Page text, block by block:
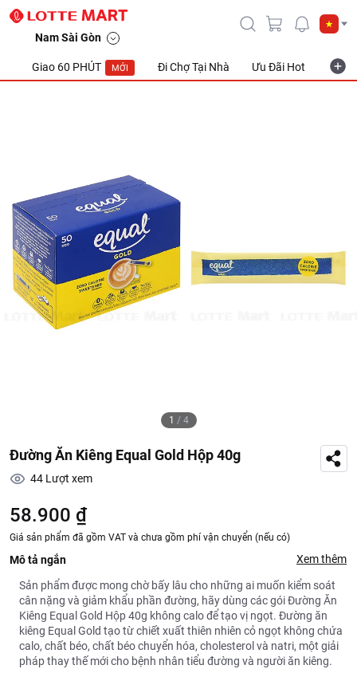
Nam Sài Gòn
Giao 60 PHÚT MỚI Đi Chợ Tại Nhà Ưu Đãi Hot
1 / 4
Đường Ăn Kiêng Equal Gold Hộp 40g
44 Lượt xem
58.900 ₫
Giá sản phẩm đã gồm VAT và chưa gồm phí vận chuyển (nếu có)
Mô tả ngắn Xem thêm
Sản phẩm được mong chờ bấy lâu cho những ai muốn kiểm soát
cân nặng và giảm khẩu phần đường, hãy dùng các gói Đường Ăn
Kiêng Equal Gold Hộp 40g không calo để tạo vị ngọt. Đường ăn
kiêng Equal Gold tạo từ chiết xuất thiên nhiên cỏ ngọt không chứa
calo, chất béo, chất béo chuyển hóa, cholesterol và natri, một giải
pháp thay thế mới cho bệnh nhân tiểu đường và người ăn kiêng.